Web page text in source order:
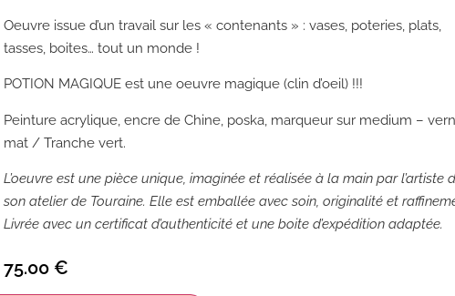
Oeuvre issue d’un travail sur les « contenants » : vases, poteries, plats,
tasses, boites… tout un monde !
POTION MAGIQUE est une oeuvre magique (clin d’oeil) !!!
Peinture acrylique, encre de Chine, poska, marqueur sur medium –
mat / Tranche vert.
L’oeuvre est une pièce unique, imaginée et réalisée à la main par l’artiste
son atelier de Touraine. Elle est emballée avec soin, originalité et
Livrée avec un certificat d’authenticité et une boite d’expédition adaptée.
75.00 €